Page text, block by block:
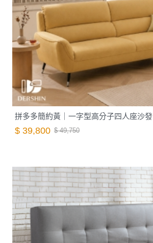
拼多多簡約黃｜一字型高分子四人座沙發
$ 39,800 $ 49,750